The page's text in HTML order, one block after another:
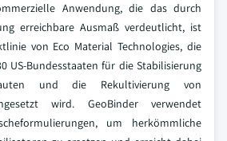
Anwendung, die das durch
erreichbare Ausmaß verdeutlicht, ist
von Eco Material Technologies, die
US-Bundesstaaten für die Stabilisierung
und die Rekultivierung von
wird. GeoBinder verwendet
um herkömmliche